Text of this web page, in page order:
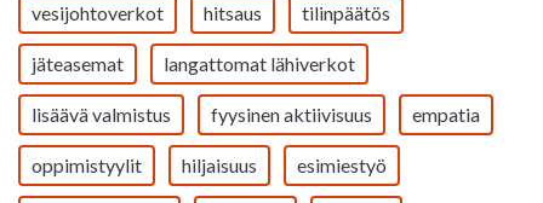
vesijohtoverkot hitsaus tilinpäätös
jäteasemat langattomat lähiverkot
lisäävä valmistus fyysinen aktiivisuus empatia
oppimistyylit hiljaisuus esimiestyö